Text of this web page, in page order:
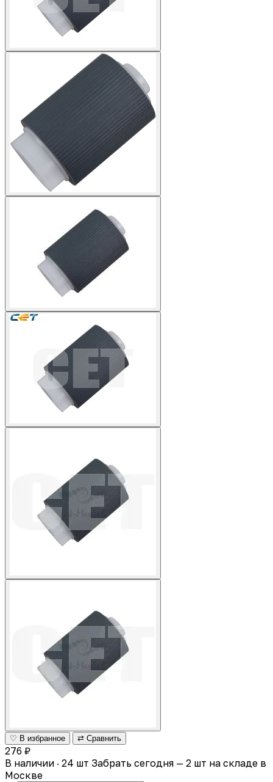
♡ В избранное ⇄ Сравнить
276 ₽
В наличии · 24 шт Забрать сегодня — 2 шт на складе в
Москве